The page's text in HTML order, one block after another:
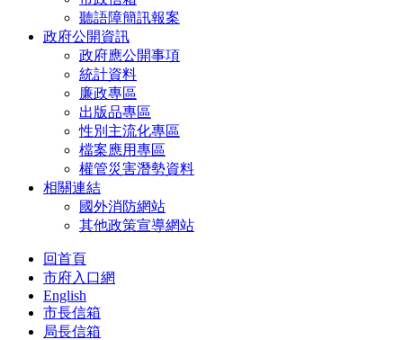
聽語障簡訊報案
政府公開資訊
政府應公開事項
統計資料
廉政專區
出版品專區
性別主流化專區
檔案應用專區
權管災害潛勢資料
相關連結
國外消防網站
其他政策宣導網站
回首頁
市府入口網
English
市長信箱
局長信箱